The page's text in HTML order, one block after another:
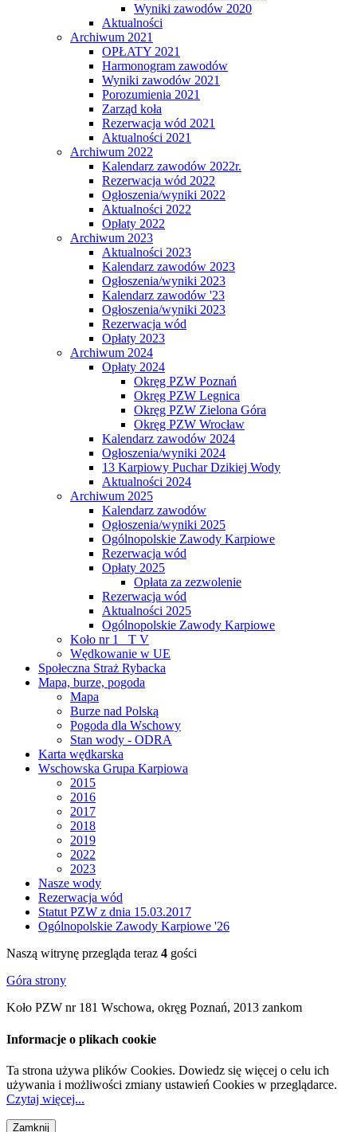
Wyniki zawodów 2020
Aktualności
Archiwum 2021
OPŁATY 2021
Harmonogram zawodów
Wyniki zawodów 2021
Porozumienia 2021
Zarząd koła
Rezerwacja wód 2021
Aktualności 2021
Archiwum 2022
Kalendarz zawodów 2022r.
Rezerwacja wód 2022
Ogłoszenia/wyniki 2022
Aktualności 2022
Opłaty 2022
Archiwum 2023
Aktualności 2023
Kalendarz zawodów 2023
Ogłoszenia/wyniki 2023
Kalendarz zawodów '23
Ogłoszenia/wyniki 2023
Rezerwacja wód
Opłaty 2023
Archiwum 2024
Opłaty 2024
Okręg PZW Poznań
Okręg PZW Legnica
Okręg PZW Zielona Góra
Okręg PZW Wrocław
Kalendarz zawodów 2024
Ogłoszenia/wyniki 2024
13 Karpiowy Puchar Dzikiej Wody
Aktualności 2024
Archiwum 2025
Kalendarz zawodów
Ogłoszenia/wyniki 2025
Ogólnopolskie Zawody Karpiowe
Rezerwacja wód
Opłaty 2025
Opłata za zezwolenie
Rezerwacja wód
Aktualności 2025
Ogólnopolskie Zawody Karpiowe
Koło nr 1 _T V
Wędkowanie w UE
Społeczna Straż Rybacka
Mapa, burze, pogoda
Mapa
Burze nad Polską
Pogoda dla Wschowy
Stan wody - ODRA
Karta wędkarska
Wschowska Grupa Karpiowa
2015
2016
2017
2018
2019
2022
2023
Nasze wody
Rezerwacja wód
Statut PZW z dnia 15.03.2017
Ogólnopolskie Zawody Karpiowe '26
Naszą witrynę przegląda teraz 4 gości
Góra strony
Koło PZW nr 181 Wschowa, okręg Poznań, 2013 zankom
Informacje o plikach cookie
Ta strona używa plików Cookies. Dowiedz się więcej o celu ich
używania i możliwości zmiany ustawień Cookies w przeglądarce.
Czytaj więcej...